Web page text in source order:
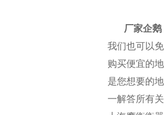
厂家企鹅
我们也可以
购买便宜的
是您想要的
一解答所有